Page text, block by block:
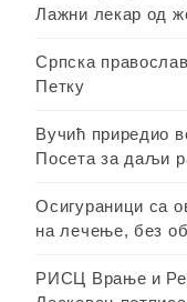
Лажни лекар од
Српска
Петку
Вучић приредио
Посета за даљи
Осигураници са
на лечење, без
РИСЦ Врање и